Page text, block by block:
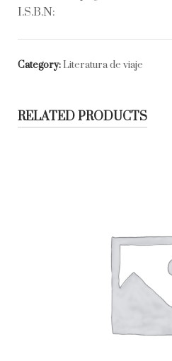
I.S.B.N:
Category:Literatura de viaje
RELATED PRODUCTS